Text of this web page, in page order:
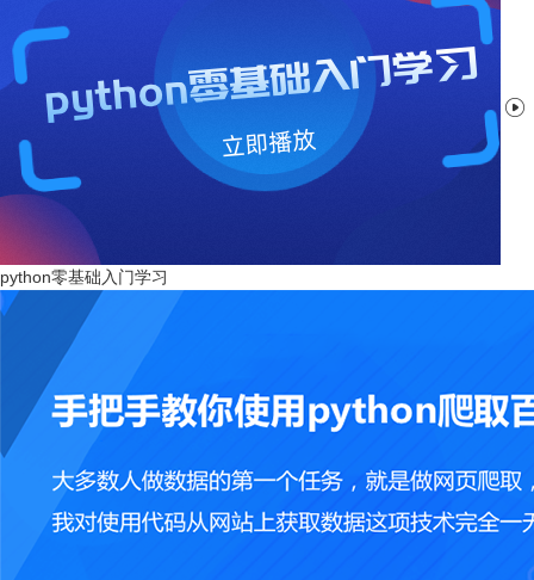

python零基础入门学习